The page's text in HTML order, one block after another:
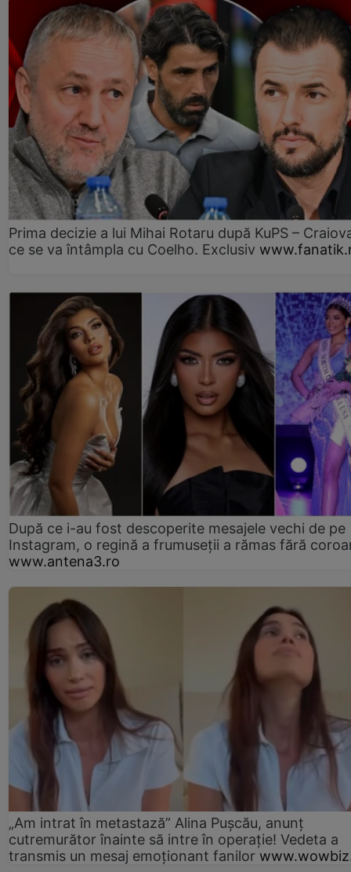
Prima decizie a lui Mihai Rotaru după KuPS –
ce se va întâmpla cu Coelho. Exclusiv
După ce i-au fost descoperite mesajele vechi de pe
Instagram, o regină a frumuseții a rămas fără
www.antena3.ro
„Am intrat în metastază” Alina Pușcău, anunț
cutremurător înainte să intre în operație! Vedeta a
transmis un mesaj emoționant fanilor